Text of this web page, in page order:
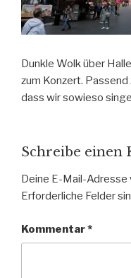
Dunkle Wolk über
zum Konzert.
dass wir sowieso
Schreibe einen
Deine E-Mail-
Erforderliche Felder
Kommentar*